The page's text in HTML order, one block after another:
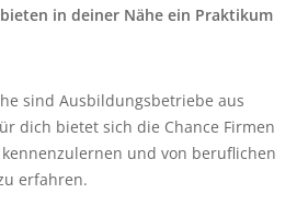
in deiner Nähe ein Praktikum
sind Ausbildungsbetriebe aus
dich bietet sich die Chance Firmen
und von beruflichen
erfahren.